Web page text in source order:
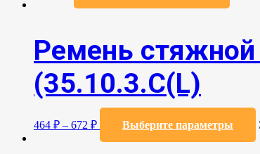
Ремень стяжной
(35.10.3.С(L)
464 ₽ – 672 ₽ Выберите параметры